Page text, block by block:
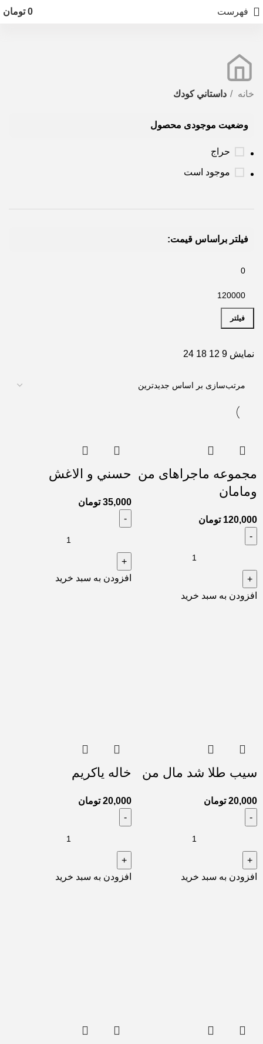
فهرست 0 تومان
خانه داستاني كودك
وضعیت موجودی محصول
حراج
موجود است
فیلتر براساس قیمت:
فیلتر
نمایش 9
12
18
24
مجموعه ماجراهای من
ومامان
120,000 تومان
افزودن به سبد خرید
حسني و الاغش
35,000 تومان
افزودن به سبد خرید
سيب طلا شد مال من
20,000 تومان
افزودن به سبد خرید
خاله ياكريم
20,000 تومان
افزودن به سبد خرید